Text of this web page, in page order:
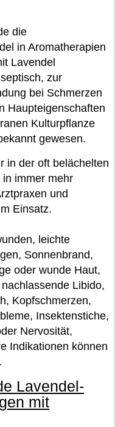
die
in Aromatherapien
Lavendel
zur
bei Schmerzen
Haupteigenschaften
Kulturpflanze
gewesen.
in der oft belächelten
immer mehr
und
Einsatz.
leichte
Sonnenbrand,
oder wunde Haut,
Libido,
Kopfschmerzen,
Insektenstiche,
Nervosität,
Indikationen können
Lavendel-
mit